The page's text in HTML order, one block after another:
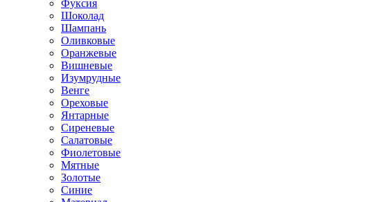
Фуксия
Шоколад
Шампань
Оливковые
Оранжевые
Вишневые
Изумрудные
Венге
Ореховые
Янтарные
Сиреневые
Салатовые
Фиолетовые
Мятные
Золотые
Синие